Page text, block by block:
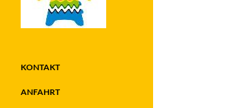
KONTAKT
ANFAHRT